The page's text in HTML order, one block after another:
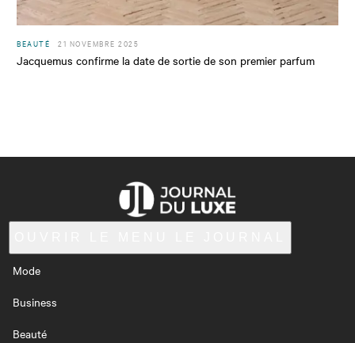
BEAUTÉ 21 NOVEMBRE 2025
Jacquemus confirme la date de sortie de son premier parfum
Mode
Business
Beauté